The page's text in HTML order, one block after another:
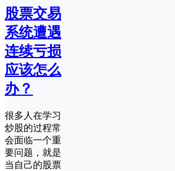
股票交易
系统遭遇
连续亏损
应该怎么
办？
很多人在学习
炒股的过程常
会面临一个重
要问题，就是
当自己的股票